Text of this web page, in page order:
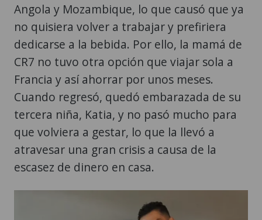
Angola y Mozambique, lo que causó que ya
no quisiera volver a trabajar y prefiriera
dedicarse a la bebida. Por ello, la mamá de
CR7 no tuvo otra opción que viajar sola a
Francia y así ahorrar por unos meses.
Cuando regresó, quedó embarazada de su
tercera niña, Katia, y no pasó mucho para
que volviera a gestar, lo que la llevó a
atravesar una gran crisis a causa de la
escasez de dinero en casa.